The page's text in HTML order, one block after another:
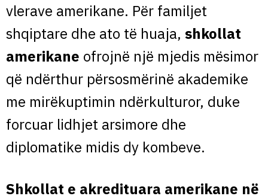
vlerave amerikane. Për familjet
shqiptare dhe ato të huaja, shkollat
amerikane ofrojnë një mjedis mësimor
që ndërthur përsosmërinë akademike
me mirëkuptimin ndërkulturor, duke
forcuar lidhjet arsimore dhe
diplomatike midis dy kombeve.
Shkollat e akredituara amerikane në